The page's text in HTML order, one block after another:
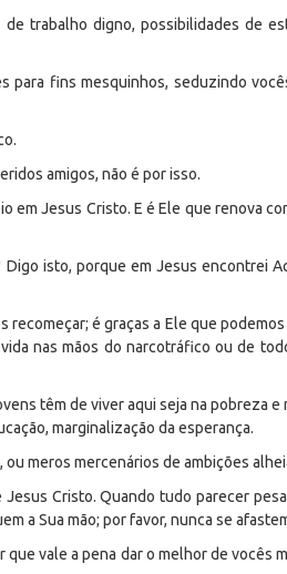
trabalho digno, possibilidades de
fins mesquinhos, seduzindo
amigos, não é por isso.
Jesus Cristo. E é Ele que renova
isto, porque em Jesus encontrei
é graças a Ele que
nas mãos do narcotráfico ou de
têm de viver aqui seja na pobreza
marginalização da esperança.
meros mercenários de ambições
Cristo. Quando tudo parecer
a Sua mão; por favor, nunca se
vale a pena dar o melhor de vocês